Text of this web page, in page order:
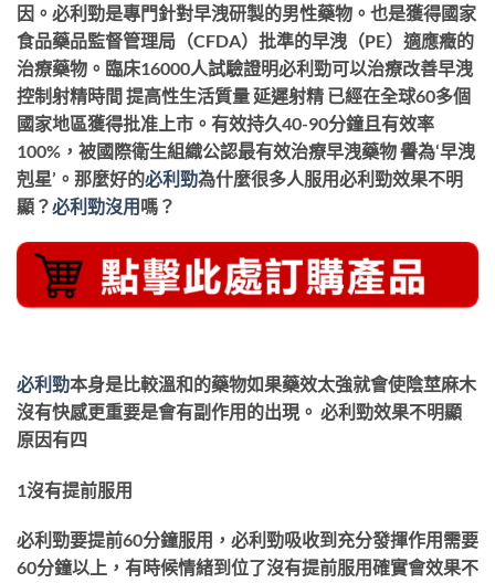
因。必利勁是專門針對早洩研製的男性藥物。也是獲得國家
食品藥品監督管理局（CFDA）批準的早洩（PE）適應癥的
治療藥物。臨床16000人試驗證明必利勁可以治療改善早洩
控制射精時間 提高性生活質量 延遲射精 已經在全球60多個
國家地區獲得批准上市。有效持久40-90分鐘且有效率
100%，被國際衛生組織公認最有效治療早洩藥物 譽為‘早洩
剋星’。那麼好的必利勁為什麼很多人服用必利勁效果不明
顯？必利勁沒用嗎？
必利勁本身是比較溫和的藥物如果藥效太強就會使陰莖麻木
沒有快感更重要是會有副作用的出現。 必利勁效果不明顯
原因有四
1沒有提前服用
必利勁要提前60分鐘服用，必利勁吸收到充分發揮作用需要
60分鐘以上，有時候情緒到位了沒有提前服用確實會效果不